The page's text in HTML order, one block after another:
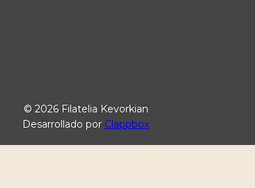
© 2026 Filatelia Kevorkian
Desarrollado por Clappbox